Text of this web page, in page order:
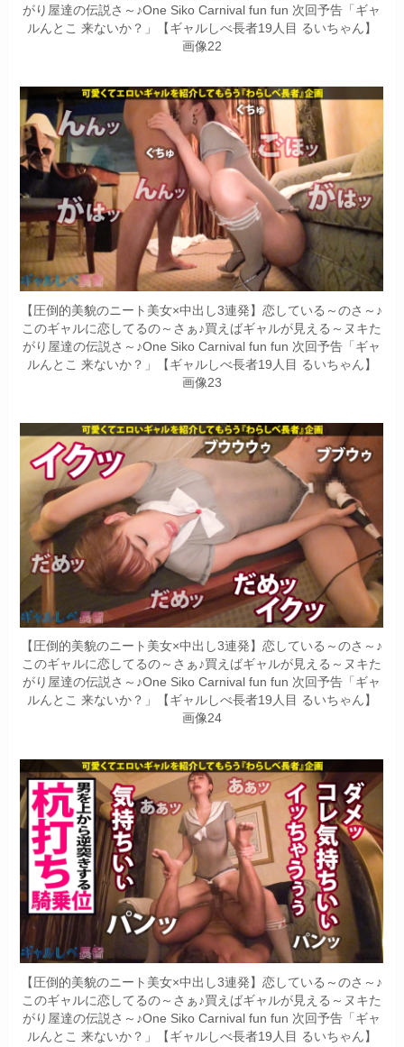
がり屋達の伝説さ～♪One Siko Carnival fun fun 次回予告「ギャ
ルんとこ 来ないか？」【ギャルしべ長者19人目 るいちゃん】
画像22
【圧倒的美貌のニート美女×中出し3連発】恋している～のさ～♪
このギャルに恋してるの～さぁ♪買えばギャルが見える～ヌキた
がり屋達の伝説さ～♪One Siko Carnival fun fun 次回予告「ギャ
ルんとこ 来ないか？」【ギャルしべ長者19人目 るいちゃん】
画像23
【圧倒的美貌のニート美女×中出し3連発】恋している～のさ～♪
このギャルに恋してるの～さぁ♪買えばギャルが見える～ヌキた
がり屋達の伝説さ～♪One Siko Carnival fun fun 次回予告「ギャ
ルんとこ 来ないか？」【ギャルしべ長者19人目 るいちゃん】
画像24
【圧倒的美貌のニート美女×中出し3連発】恋している～のさ～♪
このギャルに恋してるの～さぁ♪買えばギャルが見える～ヌキた
がり屋達の伝説さ～♪One Siko Carnival fun fun 次回予告「ギャ
ルんとこ 来ないか？」【ギャルしべ長者19人目 るいちゃん】